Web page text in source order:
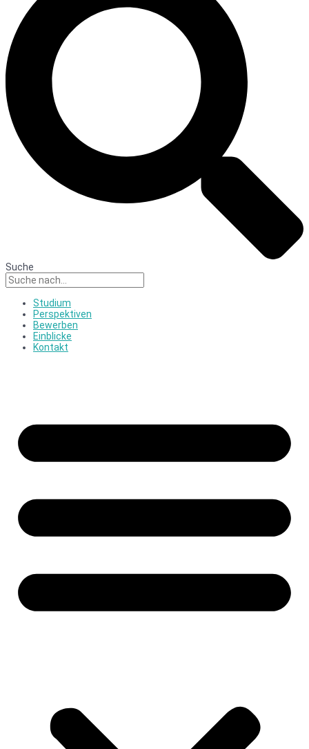
Suche
Studium
Perspektiven
Bewerben
Einblicke
Kontakt